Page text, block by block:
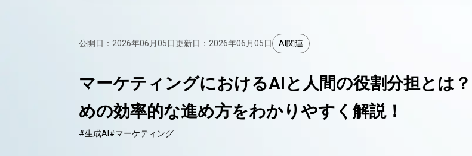
公開日：2026年06月05日更新日：2026年06月05日 AI関連
マーケティングにおけるAIと人間の役割分担とは
めの効率的な進め方をわかりやすく解説！
#生成AI #マーケティング